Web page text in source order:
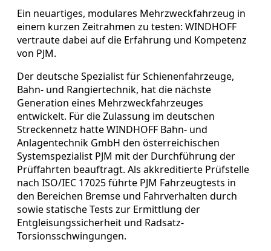
Ein neuartiges, modulares Mehrzweckfahrzeug in
einem kurzen Zeitrahmen zu testen: WINDHOFF
vertraute dabei auf die Erfahrung und Kompetenz
von PJM.
Der deutsche Spezialist für Schienenfahrzeuge,
Bahn- und Rangiertechnik, hat die nächste
Generation eines Mehrzweckfahrzeuges
entwickelt. Für die Zulassung im deutschen
Streckennetz hatte WINDHOFF Bahn- und
Anlagentechnik GmbH den österreichischen
Systemspezialist PJM mit der Durchführung der
Prüffahrten beauftragt. Als akkreditierte Prüfstelle
nach ISO/IEC 17025 führte PJM Fahrzeugtests in
den Bereichen Bremse und Fahrverhalten durch
sowie statische Tests zur Ermittlung der
Entgleisungssicherheit und Radsatz-
Torsionsschwingungen.